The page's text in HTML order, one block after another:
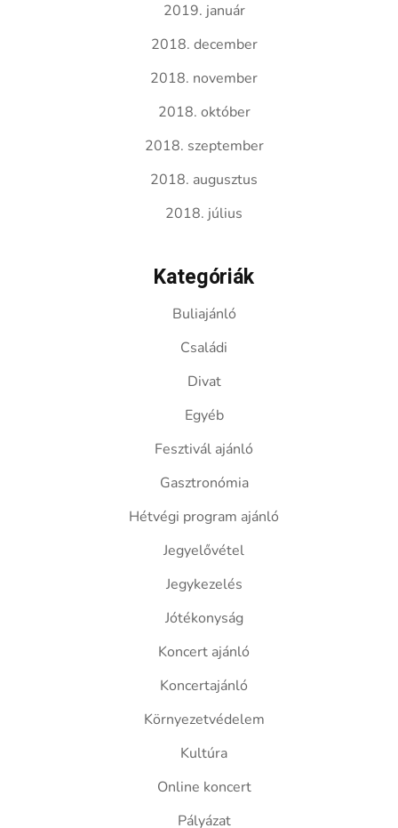
2019. január
2018. december
2018. november
2018. október
2018. szeptember
2018. augusztus
2018. július
Kategóriák
Buliajánló
Családi
Divat
Egyéb
Fesztivál ajánló
Gasztronómia
Hétvégi program ajánló
Jegyelővétel
Jegykezelés
Jótékonyság
Koncert ajánló
Koncertajánló
Környezetvédelem
Kultúra
Online koncert
Pályázat